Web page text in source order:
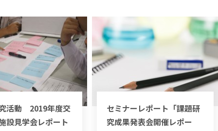
活動 2019年度交
設見学会レポート
セミナーレポート「課題研
究成果発表会開催レポー